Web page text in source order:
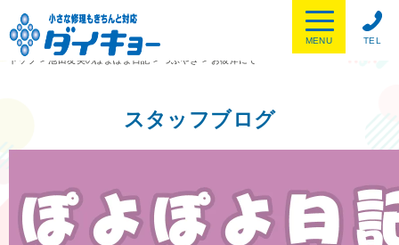
TEL
MENU
トップ
> 池田友美のぽよぽよ日記 > つぶやき > お彼岸にて
スタッフブログ